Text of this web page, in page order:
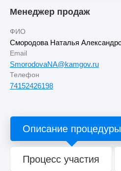
Менеджер продаж
ФИО
Смородова Наталья
Email
SmorodovaNA@kamgov.ru
Телефон
74152426198
Описание процедуры
Процесс участия